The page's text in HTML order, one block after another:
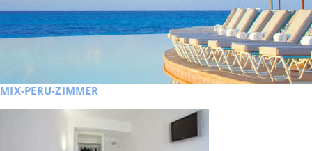
MIX-PERU-ZIMMER